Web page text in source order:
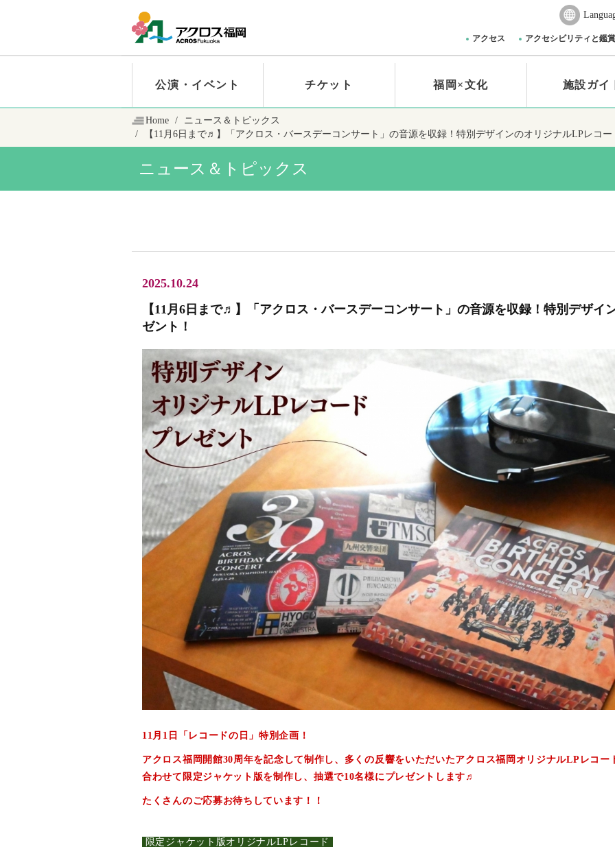
アクセス アクセシビリティと鑑
公演・イベント チケット 福岡×文化 施設ガイ
Home
ニュース＆トピックス
【11月6日まで♬】「アクロス・バースデーコンサート」の音源を収録！特別デザインのオリジナルLPレコ
ニュース＆トピックス
2025.10.24
【11月6日まで♬】「アクロス・バースデーコンサート」の音源を収録！特別デザイ
ゼント！
11月1日「レコードの日」特別企画！
アクロス福岡開館30周年を記念して制作し、多くの反響をいただいたアクロス福岡オリジナルLP レコー
合わせて限定ジャケット版を制作し、抽選で10名様にプレゼントします ♬
たくさんのご応募お待ちしています！！
限定ジャケット版オリジナルLPレコード